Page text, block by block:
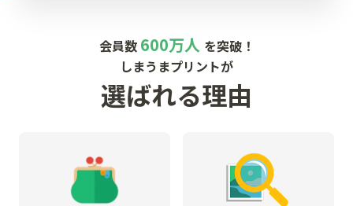
会員数 600万人 を突破！
しまうまプリントが
選ばれる理由